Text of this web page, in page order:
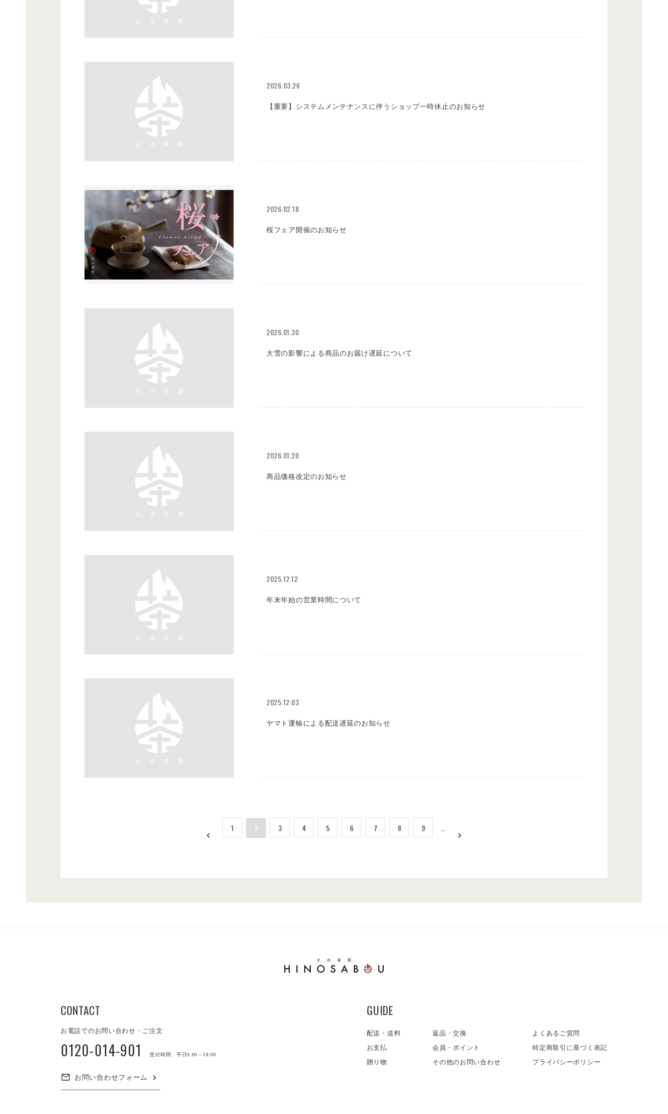
2026.03.26
【重要】システムメンテナンスに伴うショップ一時休止のお知らせ
2026.02.18
桜フェア開催のお知らせ
2026.01.30
大雪の影響による商品のお届け遅延について
2026.01.20
商品価格改定のお知らせ
2025.12.12
年末年始の営業時間について
2025.12.03
ヤマト運輸による配送遅延のお知らせ
1 2 3 4 5 6 7 8 9
CONTACT
お電話でのお問い合わせ・ご注文
0120-014-901 受付時間 平日9:00～18:00
お問い合わせフォーム
GUIDE
配送・送料
お支払
贈り物
返品・交換
会員・ポイント
その他のお問い合わせ
よくあるご質問
特定商取引に基づく表記
プライバシーポリシー